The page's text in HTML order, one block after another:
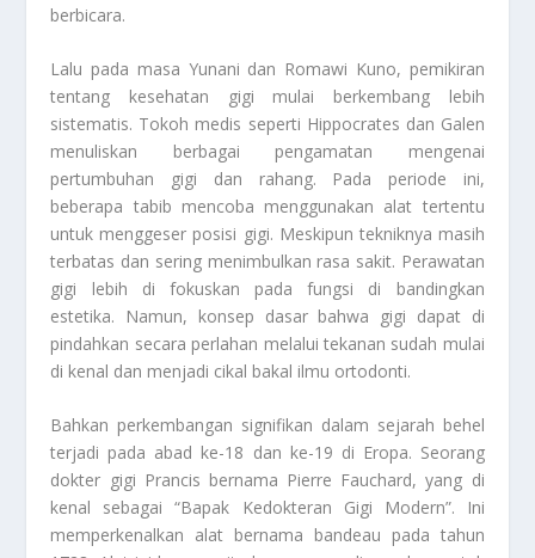
berbicara.
Lalu pada masa Yunani dan Romawi Kuno, pemikiran
tentang kesehatan gigi mulai berkembang lebih
sistematis. Tokoh medis seperti Hippocrates dan Galen
menuliskan berbagai pengamatan mengenai
pertumbuhan gigi dan rahang. Pada periode ini,
beberapa tabib mencoba menggunakan alat tertentu
untuk menggeser posisi gigi. Meskipun tekniknya masih
terbatas dan sering menimbulkan rasa sakit. Perawatan
gigi lebih di fokuskan pada fungsi di bandingkan
estetika. Namun, konsep dasar bahwa gigi dapat di
pindahkan secara perlahan melalui tekanan sudah mulai
di kenal dan menjadi cikal bakal ilmu ortodonti.
Bahkan perkembangan signifikan dalam sejarah behel
terjadi pada abad ke-18 dan ke-19 di Eropa. Seorang
dokter gigi Prancis bernama Pierre Fauchard, yang di
kenal sebagai “Bapak Kedokteran Gigi Modern”. Ini
memperkenalkan alat bernama bandeau pada tahun